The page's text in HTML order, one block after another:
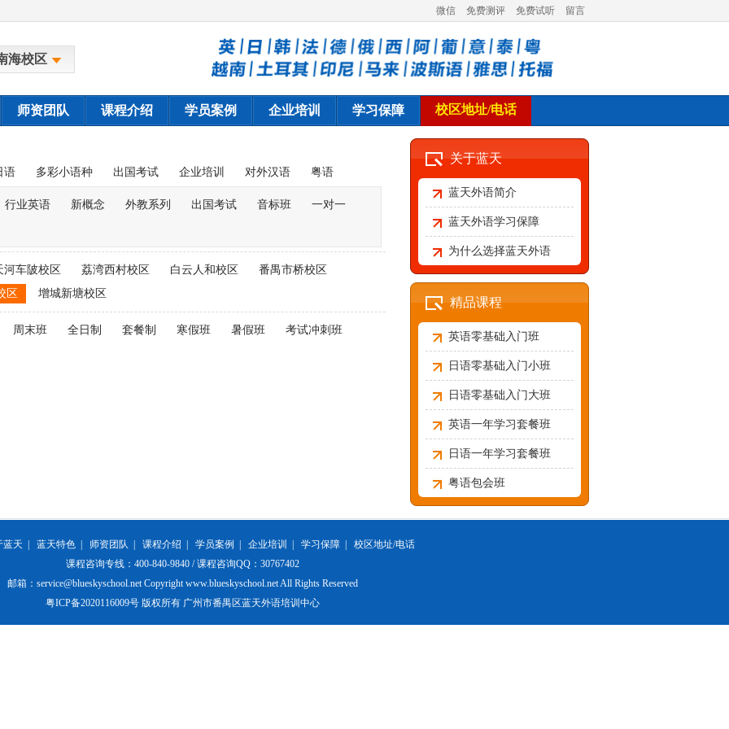
微信 免费测评 免费试听 留言
海校区
师资团队 课程介绍 学员案例 企业培训 学习保障 校区地址/电话
语 多彩小语种 出国考试 企业培训 对外汉语 粤语
行业英语 新概念 外教系列 出国考试 音标班
一对一
河车陂校区 荔湾西村校区 白云人和校区
番禺市桥校区
区 增城新塘校区
周末班 全日制 套餐制 寒假班 暑假班
考试冲刺班
关于蓝天
蓝天外语简介
蓝天外语学习保障
为什么选择蓝天外语
精品课程
英语零基础入门班
日语零基础入门小班
日语零基础入门大班
英语一年学习套餐班
日语一年学习套餐班
粤语包会班
蓝天 蓝天特色 师资团队 课程介绍 学员案例 企业培训 学习保障
校区地址/电话
课程咨询专线：400-840-9840 / 课程咨询QQ：30767402
邮箱：service@blueskyschool.net Copyright www.blueskyschool.net All Rights Reserved
粤ICP备2020116009号 版权所有 广州市番禺区蓝天外语培训中心